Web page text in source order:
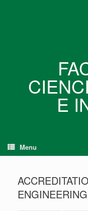
E
Menu
ENGINEERING